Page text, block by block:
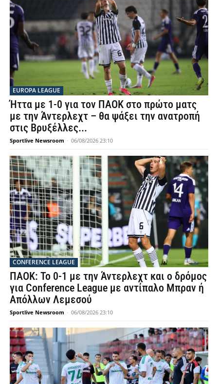
EUROPA LEAGUE
Ήττα με 1-0 για τον ΠΑΟΚ στο πρώτο ματς
με την Άντερλεχτ – θα ψάξει την ανατροπή
στις Βρυξέλλες...
Sportlive Newsroom - 06/08/2026 23:10
CONFERENCE LEAGUE
ΠΑΟΚ: Το 0-1 με την Άντερλεχτ και ο δρόμος
για Conference League με αντίπαλο Μπραν ή
Απόλλων Λεμεσού
Sportlive Newsroom - 06/08/2026 23:10